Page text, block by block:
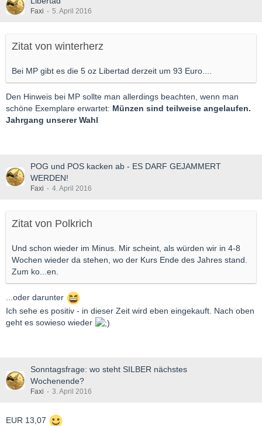
Faxi 5. April 2016
Zitat von winterherz
Bei MP gibt es die 5 oz Libertad derzeit um 93 Euro....
Den Hinweis bei MP sollte man allerdings beachten, wenn man
schöne Exemplare erwartet: Münzen sind teilweise angelaufen.
Jahrgang unserer Wahl
POG und POS kacken ab - ES DARF GEJAMMERT
WERDEN!
Faxi 4. April 2016
Zitat von Polkrich
Und schon wieder im Minus. Mir scheint, als würden wir in 4-8
Wochen wieder da stehen, wo der Kurs Ende des Jahres stand.
Zum ko...en.
...oder darunter
Ich sehe es positiv - in dieser Zeit wird eben eingekauft. Nach oben
geht es sowieso wieder
Sonntagsfrage: wo steht SILBER nächstes
Wochenende?
Faxi 3. April 2016
EUR 13,07